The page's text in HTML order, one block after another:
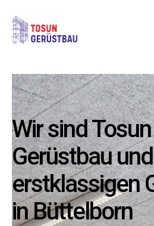
Wir sind Tosun
Gerüstbau
erstklassigen
in Büttelborn